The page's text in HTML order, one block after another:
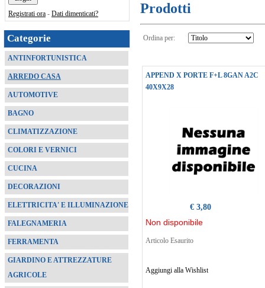
Registrati ora - Dati dimenticati?
Categorie
ANTINFORTUNISTICA
ARREDO CASA
AUTOMOTIVE
BAGNO
CLIMATIZZAZIONE
COLORI E VERNICI
CUCINA
DECORAZIONI
ELETTRICITA' E ILLUMINAZIONE
FALEGNAMERIA
FERRAMENTA
GIARDINO E ATTREZZATURE
AGRICOLE
Prodotti
Ordina per:
APPEND X PORTE F+L 8GAN A2C
40X9X28
€ 3,80
Non disponibile
Articolo Esaurito
Aggiungi alla Wishlist